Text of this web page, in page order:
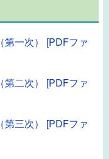
第一次） [PDFファ
第二次） [PDFファ
第三次） [PDFファ